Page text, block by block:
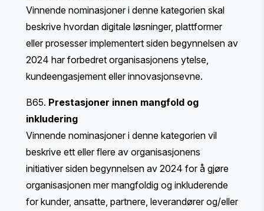
Vinnende nominasjoner i denne kategorien skal
beskrive hvordan digitale løsninger, plattformer
eller prosesser implementert siden begynnelsen av
2024 har forbedret organisasjonens ytelse,
kundeengasjement eller innovasjonsevne.
B65. Prestasjoner innen mangfold og
inkludering
Vinnende nominasjoner i denne kategorien vil
beskrive ett eller flere av organisasjonens
initiativer siden begynnelsen av 2024 for å gjøre
organisasjonen mer mangfoldig og inkluderende
for kunder, ansatte, partnere, leverandører og/eller